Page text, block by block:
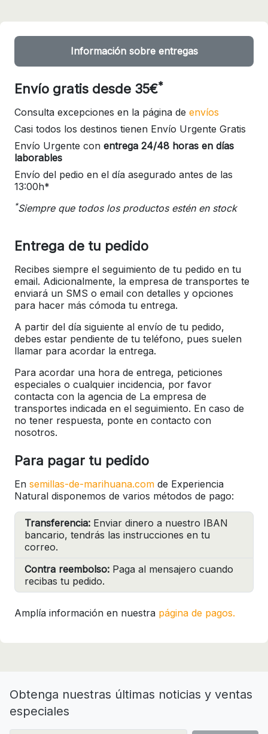
Información sobre entregas
Envío gratis desde 35€*
Consulta excepciones en la página de envíos
Casi todos los destinos tienen Envío Urgente Gratis
Envío Urgente con entrega 24/48 horas en días
laborables
Envío del pedio en el día asegurado antes de las
13:00h*
*Siempre que todos los productos estén en stock
Entrega de tu pedido
Recibes siempre el seguimiento de tu pedido en tu
email. Adicionalmente, la empresa de transportes te
enviará un SMS o email con detalles y opciones
para hacer más cómoda tu entrega.
A partir del día siguiente al envío de tu pedido,
debes estar pendiente de tu teléfono, pues suelen
llamar para acordar la entrega.
Para acordar una hora de entrega, peticiones
especiales o cualquier incidencia, por favor
contacta con la agencia de La empresa de
transportes indicada en el seguimiento. En caso de
no tener respuesta, ponte en contacto con
nosotros.
Para pagar tu pedido
En semillas-de-marihuana.com de Experiencia
Natural disponemos de varios métodos de pago:
Transferencia: Enviar dinero a nuestro IBAN
bancario, tendrás las instrucciones en tu
correo.
Contra reembolso: Paga al mensajero cuando
recibas tu pedido.
Amplía información en nuestra página de pagos.
Obtenga nuestras últimas noticias y ventas
especiales